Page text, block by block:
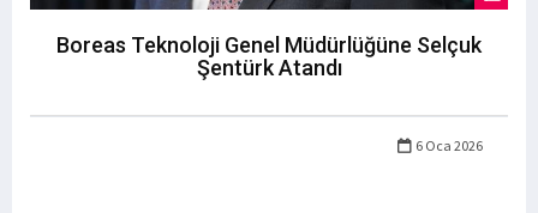
Boreas Teknoloji Genel Müdürlüğüne Selçuk
Şentürk Atandı
6 Oca 2026